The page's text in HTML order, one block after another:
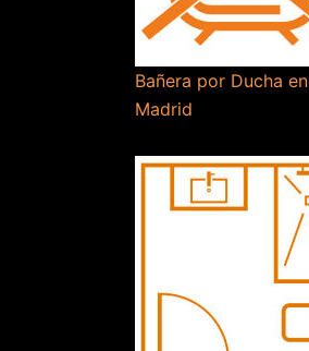
Bañera por Ducha en
Madrid